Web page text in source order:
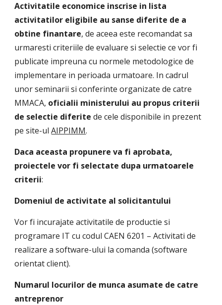
Activitatile economice inscrise in lista
activitatilor eligibile au sanse diferite de a
obtine finantare, de aceea este recomandat sa
urmaresti criteriile de evaluare si selectie ce vor fi
publicate impreuna cu normele metodologice de
implementare in perioada urmatoare. In cadrul
unor seminarii si conferinte organizate de catre
MMACA, oficialii ministerului au propus criterii
de selectie diferite de cele disponibile in prezent
pe site-ul AIPPIMM.
Daca aceasta propunere va fi aprobata,
proiectele vor fi selectate dupa urmatoarele
criterii:
Domeniul de activitate al solicitantului
Vor fi incurajate activitatile de productie si
programare IT cu codul CAEN 6201 – Activitati de
realizare a software-ului la comanda (software
orientat client).
Numarul locurilor de munca asumate de catre
antreprenor